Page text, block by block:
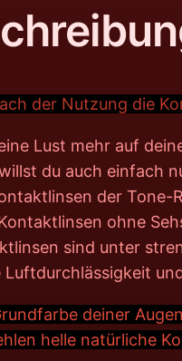
der Nutzung die
Lust mehr auf
du auch einfach
der Tone-
ohne
sind unter
Luftdurchlässigkeit
deiner
helle natürliche